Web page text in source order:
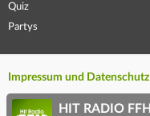
Quiz
Partys
Impressum und Datenschutz
HIT RADIO FFH